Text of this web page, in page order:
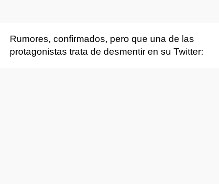
Rumores, confirmados, pero que una de las
protagonistas trata de desmentir en su Twitter: